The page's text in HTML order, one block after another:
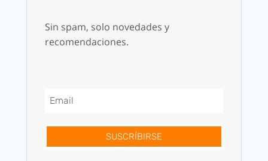
Sin spam, solo novedades y
recomendaciones.
SUSCRÍBIRSE